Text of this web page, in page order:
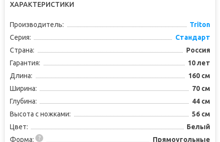
ХАРАКТЕРИСТИКИ
Производитель:
Triton
Серия:
Стандарт
Страна:
Россия
Гарантия:
10 лет
Длина:
160 см
Ширина:
70 см
Глубина:
44 см
Высота с ножками:
56 см
Цвет:
Белый
Форма:
Прямоугольные